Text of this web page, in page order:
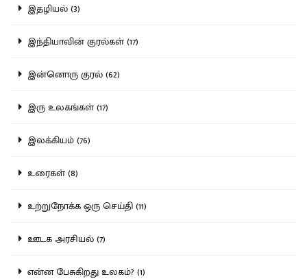
இதழியல் (3)
இந்தியாவின் குரல்கள் (17)
இன்னொரு குரல் (62)
இரு உலகங்கள் (17)
இலக்கியம் (76)
உரைகள் (8)
உற்றுநோக்க ஒரு செய்தி (11)
ஊடக அரசியல் (7)
என்ன பேசுகிறது உலகம்? (1)